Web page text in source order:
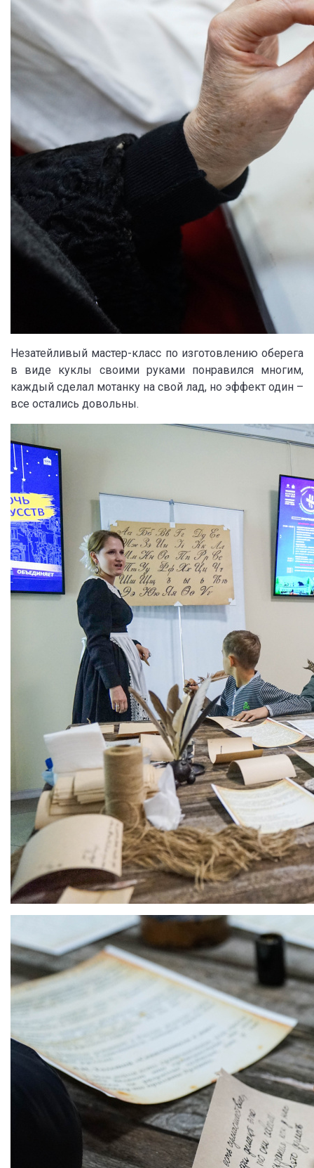
Незатейливый мастер-класс по изготовлению оберега
в виде куклы своими руками понравился многим,
каждый сделал мотанку на свой лад, но эффект один –
все остались довольны.